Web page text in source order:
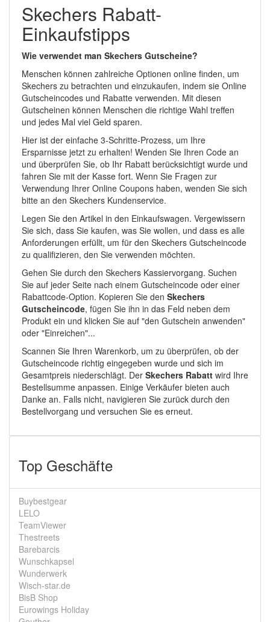
Skechers Rabatt-
Einkaufstipps
Wie verwendet man Skechers Gutscheine?
Menschen können zahlreiche Optionen online finden, um
Skechers zu betrachten und einzukaufen, indem sie Online
Gutscheincodes und Rabatte verwenden. Mit diesen
Gutscheinen können Menschen die richtige Wahl treffen
und jedes Mal viel Geld sparen.
Hier ist der einfache 3-Schritte-Prozess, um Ihre
Ersparnisse jetzt zu erhalten! Wenden Sie Ihren Code an
und überprüfen Sie, ob Ihr Rabatt berücksichtigt wurde und
fahren Sie mit der Kasse fort. Wenn Sie Fragen zur
Verwendung Ihrer Online Coupons haben, wenden Sie sich
bitte an den Skechers Kundenservice.
Legen Sie den Artikel in den Einkaufswagen. Vergewissern
Sie sich, dass Sie kaufen, was Sie wollen, und dass es alle
Anforderungen erfüllt, um für den Skechers Gutscheincode
zu qualifizieren, den Sie verwenden möchten.
Gehen Sie durch den Skechers Kassiervorgang. Suchen
Sie auf jeder Seite nach einem Gutscheincode oder einer
Rabattcode-Option. Kopieren Sie den Skechers
Gutscheincode, fügen Sie ihn in das Feld neben dem
Produkt ein und klicken Sie auf "den Gutschein anwenden"
oder "Einreichen"...
Scannen Sie Ihren Warenkorb, um zu überprüfen, ob der
Gutscheincode richtig eingegeben wurde und sich im
Gesamtpreis niederschlägt. Der Skechers Rabatt wird Ihre
Bestellsumme anpassen. Einige Verkäufer bieten auch
Danke an. Falls nicht, navigieren Sie zurück durch den
Bestellvorgang und versuchen Sie es erneut.
Top Geschäfte
Buybestgear
LELO
TeamViewer
Thestreets
Barebarcis
Wunschkapsel
Wunderwerk
Wisch-star.de
BisB Shop
Eurowings Holiday